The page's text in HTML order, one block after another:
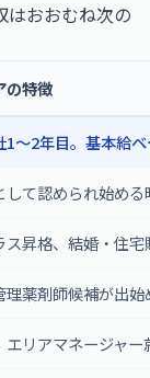
はおおむね次の
の特徴
1〜2年目。基本給
して認められ始める
ス昇格、結婚・住宅
理薬剤師候補が出始
エリアマネージャー